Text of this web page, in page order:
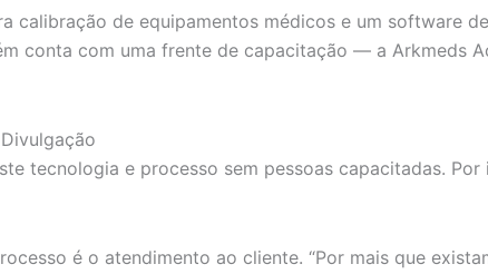
calibração de equipamentos médicos e um software
conta com uma frente de capacitação — a Arkmeds
tecnologia e processo sem pessoas capacitadas.
é o atendimento ao cliente. “Por mais que